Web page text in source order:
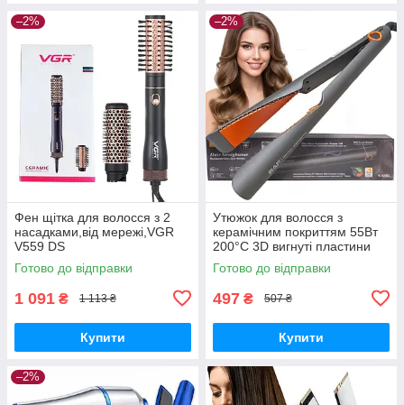
–2%
Фен щітка для волосся з 2
насадками,від мережі,VGR
V559 DS
Готово до відправки
1 091 ₴ 1 113 ₴
Купити
–2%
Утюжок для волосся з
керамічним покриттям 55Вт
200°C 3D вигнуті пластини
RAF R425G DS
Готово до відправки
497 ₴ 507 ₴
Купити
–2%